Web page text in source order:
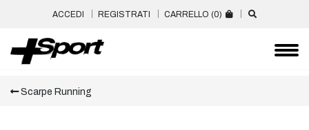
ACCEDI REGISTRATI CARRELLO (0)
Scarpe Running